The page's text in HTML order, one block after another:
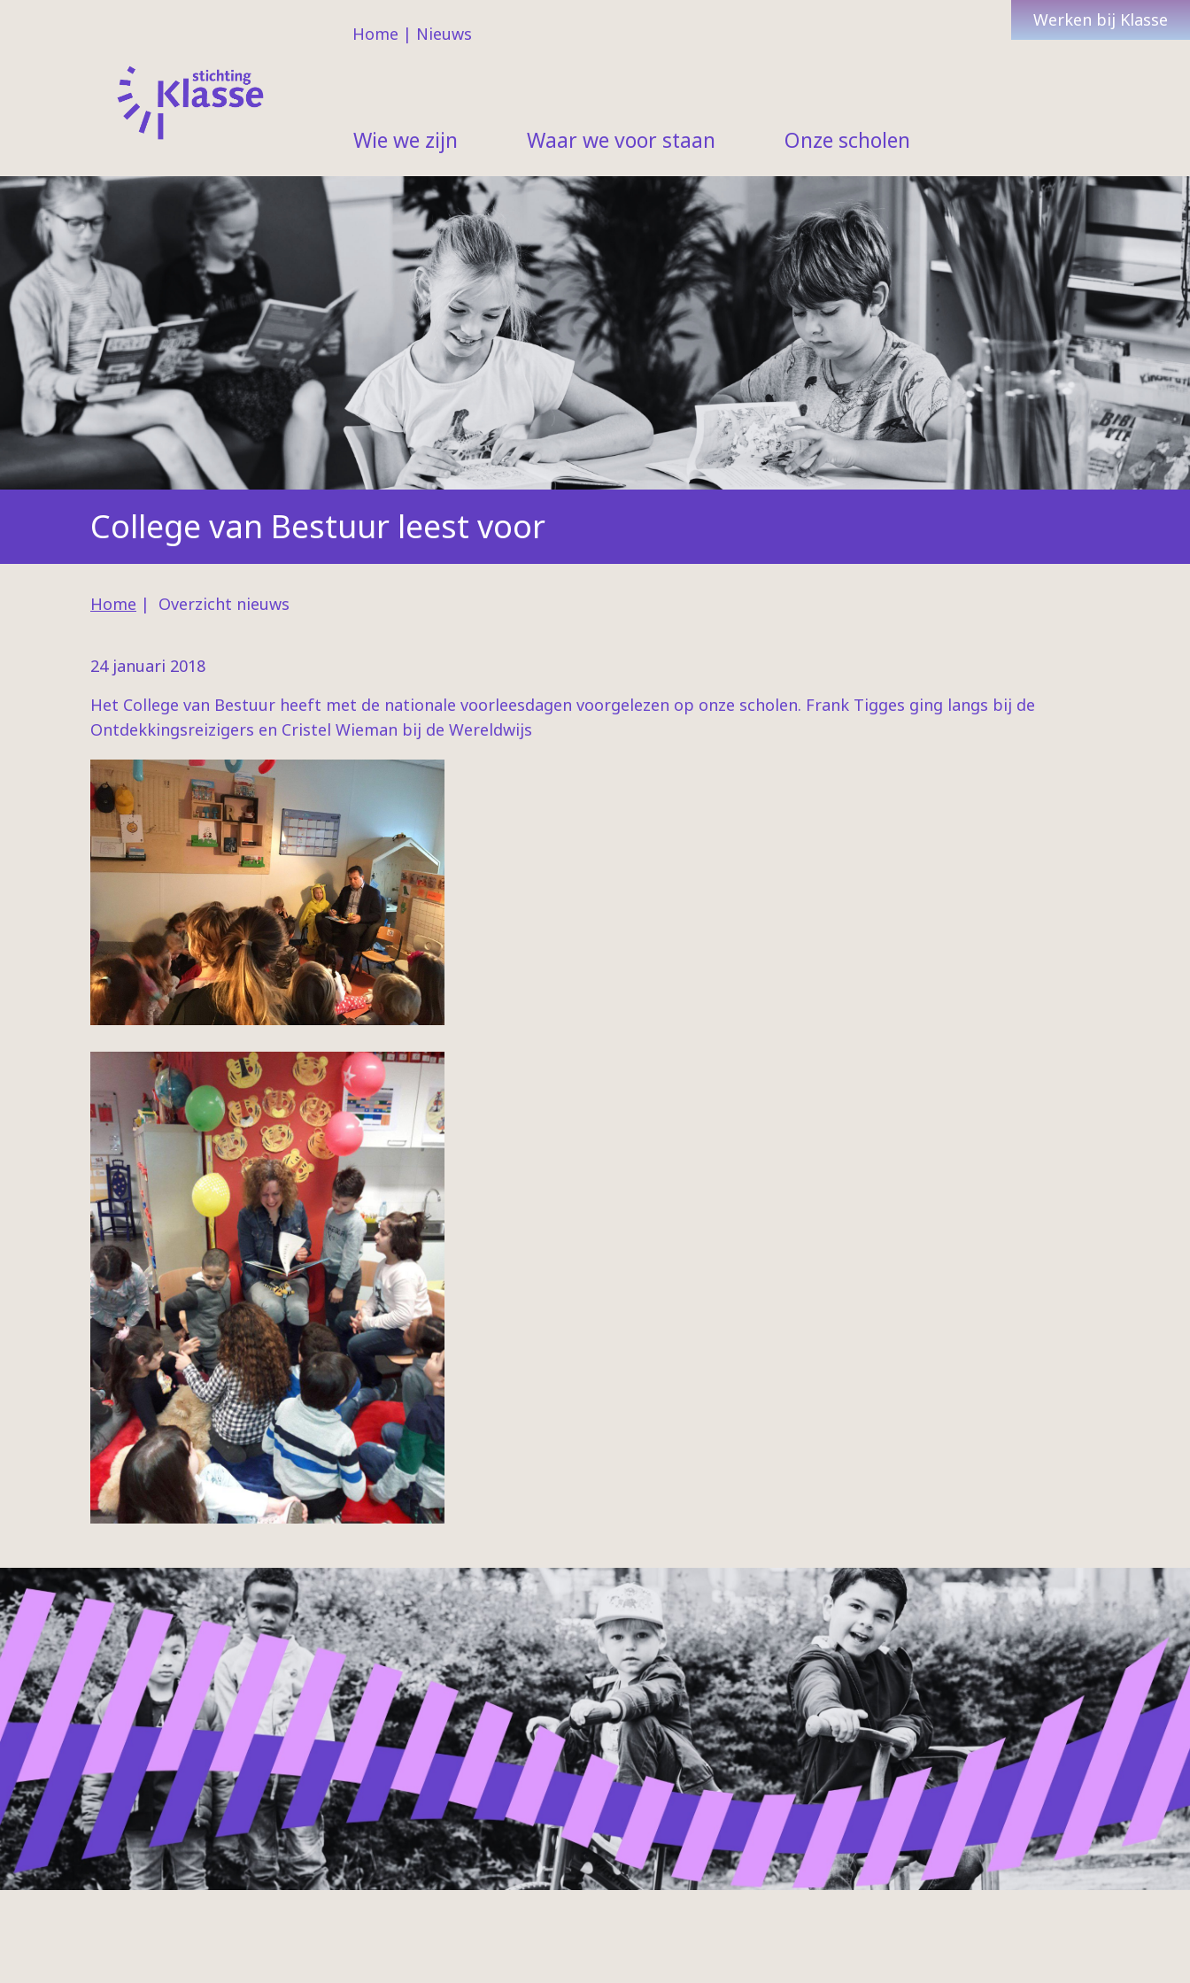
Werken bij Klasse
Home | Nieuws
Wie we zijn Waar we voor staan Onze scholen
College van Bestuur leest voor
Home | Overzicht nieuws
24 januari 2018
Het College van Bestuur heeft met de nationale voorleesdagen voorgelezen op onze scholen. Frank Tigges ging langs bij de
Ontdekkingsreizigers en Cristel Wieman bij de Wereldwijs